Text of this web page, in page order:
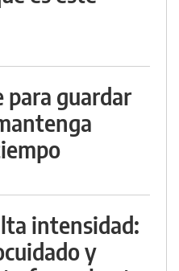
guardar
intensidad:
y